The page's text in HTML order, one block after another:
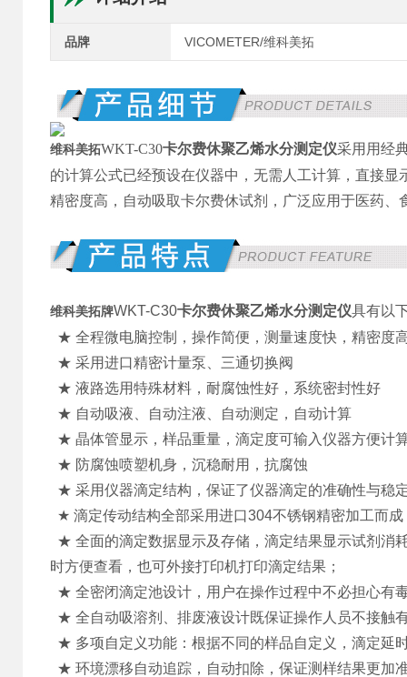
品牌 VICOMETER/维科美拓
维科美拓WKT-C30卡尔费休聚乙烯水分测定仪采用用经
的计算公式已经预设在仪器中，无需人工计算，直接
精密度高，自动吸取卡尔费休试剂，广泛应用于医药
维科美拓牌WKT-C30卡尔费休聚乙烯水分测定仪具有以
★ 全程微电脑控制，操作简便，测量速度快，精密度
★ 采用进口精密计量泵、三通切换阀
★ 液路选用特殊材料，耐腐蚀性好，系统密封性好
★ 自动吸液、自动注液、自动测定，自动计算
★ 晶体管显示，样品重量，滴定度可输入仪器方便计
★ 防腐蚀喷塑机身，沉稳耐用，抗腐蚀
★ 采用仪器滴定结构，保证了仪器滴定的准确性与稳
★ 滴定传动结构全部采用进口304不锈钢精密加工而
★ 全面的滴定数据显示及存储，滴定结果显示试剂消
时方便查看，也可外接打印机打印滴定结果；
★ 全密闭滴定池设计，用户在操作过程中不必担心有
★ 全自动吸溶剂、排废液设计既保证操作人员不接触
★ 多项自定义功能：根据不同的样品自定义，滴定延
★ 环境漂移自动追踪，自动扣除，保证测样结果更加